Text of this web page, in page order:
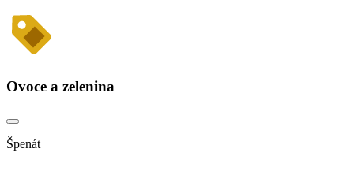
Ovoce a zelenina
Špenát